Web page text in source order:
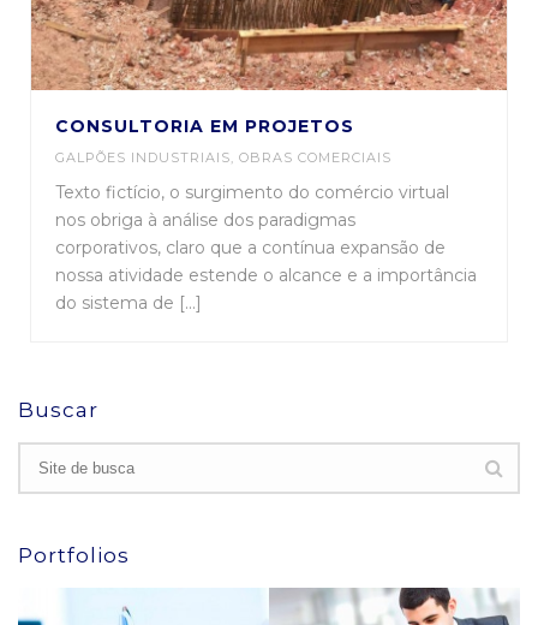
CONSULTORIA EM PROJETOS
GALPÕES INDUSTRIAIS OBRAS COMERCIAIS
Texto fictício, o surgimento do comércio virtual
nos obriga à análise dos paradigmas
corporativos, claro que a contínua expansão de
nossa atividade estende o alcance e a importância
do sistema de [...]
Buscar
Portfolios